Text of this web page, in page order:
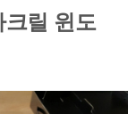
크릴 윈도